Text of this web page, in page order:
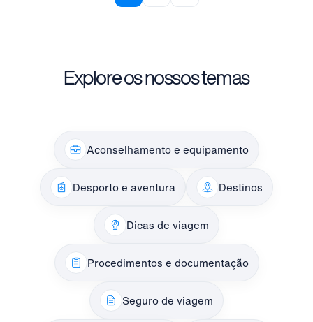
Explore os nossos temas
Aconselhamento e equipamento
Desporto e aventura Destinos
Dicas de viagem
Procedimentos e documentação
Seguro de viagem